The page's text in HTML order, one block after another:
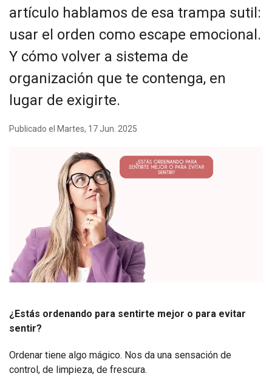
artículo hablamos de esa trampa sutil:
usar el orden como escape emocional.
Y cómo volver a sistema de
organización que te contenga, en
lugar de exigirte.
Publicado el Martes, 17 Jun. 2025
¿Estás ordenando para sentirte mejor o para evitar
sentir?
Ordenar tiene algo mágico. Nos da una sensación de
control, de limpieza, de frescura.